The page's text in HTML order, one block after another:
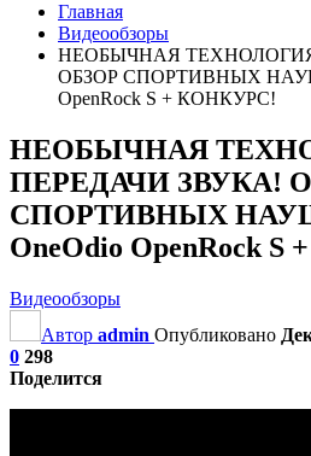
Главная
Видеообзоры
НЕОБЫЧНАЯ
ОБЗОР СПОРТИВНЫХ
OpenRock S + КОНКУРС!
НЕОБЫЧНАЯ
ПЕРЕДАЧИ ЗВУКА!
СПОРТИВНЫХ
OneOdio OpenRock
Видеообзоры
Автор admin Опубликовано
0 298
Поделится